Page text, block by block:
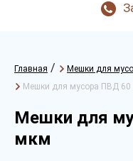
Главная / Мешки для
Мешки для мусора ПВД 60
Мешки для
мкм